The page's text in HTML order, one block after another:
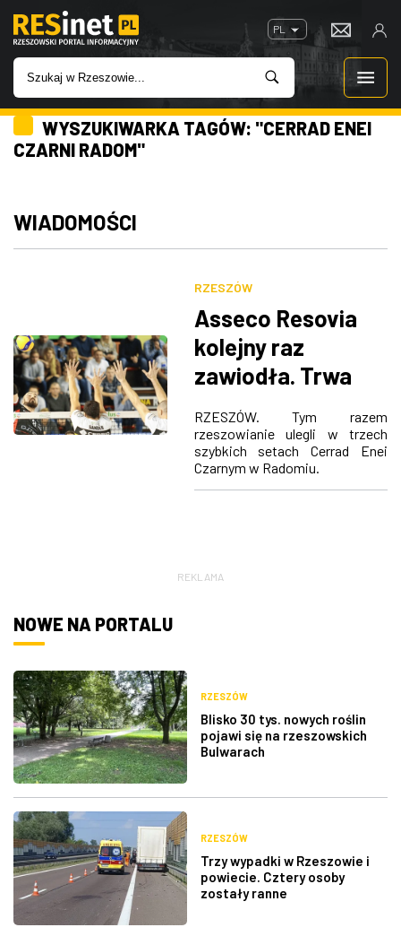
PL
WIADOMOŚCI
IMPREZY
W KINACH
GASTRONOMIA
ZDJĘCIA
WYSZUKIWARKA TAGÓW: "CERRAD ENEI
CZARNI RADOM"
WIADOMOŚCI
RZESZÓW
Asseco Resovia
kolejny raz
zawiodła. Trwa
„marsz” w dół
tabeli
RZESZÓW. Tym razem
rzeszowianie ulegli w trzech
szybkich setach Cerrad Enei
Czarnym w Radomiu.
REKLAMA
NOWE NA PORTALU
RZESZÓW
Blisko 30 tys. nowych roślin
pojawi się na rzeszowskich
Bulwarach
RZESZÓW
Trzy wypadki w Rzeszowie i
powiecie. Cztery osoby
zostały ranne